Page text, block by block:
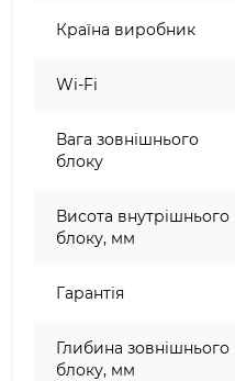
Країна виробник
Wi-Fi
Вага зовнішнього
блоку
Висота внутрішнього
блоку, мм
Гарантія
Глибина зовнішнього
блоку, мм